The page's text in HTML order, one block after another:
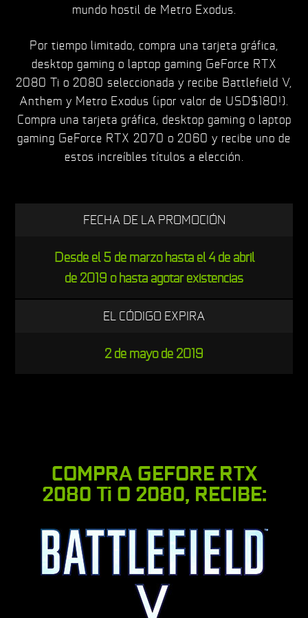
mundo hostil de Metro Exodus.
Por tiempo limitado, compra una tarjeta gráfica,
desktop gaming o laptop gaming GeForce RTX
2080 Ti o 2080 seleccionada y recibe Battlefield V,
Anthem y Metro Exodus (¡por valor de USD$180!).
Compra una tarjeta gráfica, desktop gaming o laptop
gaming GeForce RTX 2070 o 2060 y recibe uno de
estos increíbles títulos a elección.
FECHA DE LA PROMOCIÓN
Desde el 5 de marzo hasta el 4 de abril
de 2019 o hasta agotar existencias
EL CÓDIGO EXPIRA
2 de mayo de 2019
COMPRA GEFORE RTX
2080 Ti O 2080, RECIBE: